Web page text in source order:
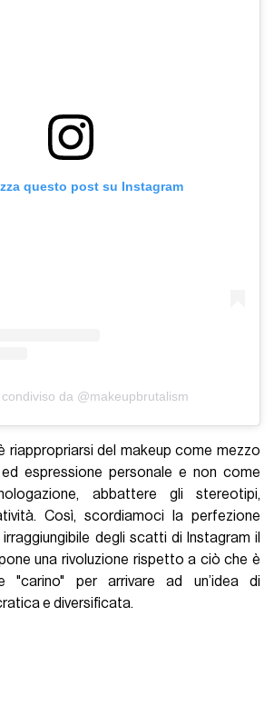
questo post su Instagram
da @makeupbrutalism
riappropriarsi del makeup come mezzo
espressione personale e non come
abbattere gli stereotipi,
Così, scordiamoci la perfezione
degli scatti di Instagram il
una rivoluzione rispetto a ciò che è
"carino" per arrivare ad un’idea di
e diversificata.